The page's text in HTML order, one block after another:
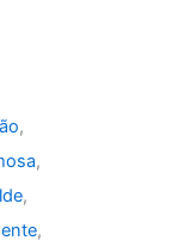
,
,
,
,